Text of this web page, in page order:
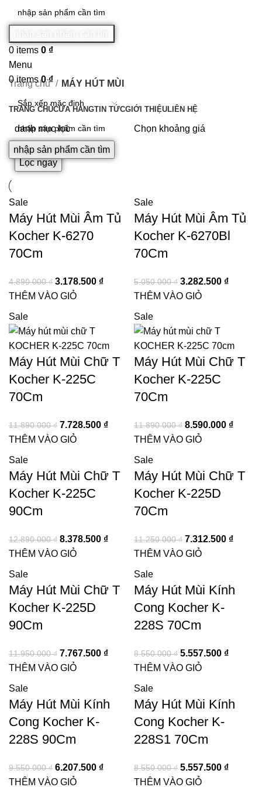
0 items 0 ₫
Menu
0items 0₫
TRANG CHỦCỬA HÀNGTIN TỨCGIỚI THIỆULIÊN HỆ
nhập sản phẩm cần tìm
Trang chủ MÁY HÚT MÙI
danh mục lọc Chọn khoảng giá
Lọc ngay
Sale
Máy Hút Mùi Âm Tủ
Kocher K-6270
70Cm
4.890.000₫ 3.178.500 ₫
THÊM VÀO GIỎ
Sale
Máy Hút Mùi Âm Tủ
Kocher K-6270Bl
70Cm
5.050.000₫ 3.282.500 ₫
THÊM VÀO GIỎ
Sale
Máy Hút Mùi Chữ T
Kocher K-225C
70Cm
11.890.000₫ 7.728.500 ₫
THÊM VÀO GIỎ
Sale
Máy Hút Mùi Chữ T
Kocher K-225C
70Cm
11.890.000₫ 8.590.000 ₫
THÊM VÀO GIỎ
Sale
Máy Hút Mùi Chữ T
Kocher K-225C
90Cm
12.890.000₫ 8.378.500 ₫
THÊM VÀO GIỎ
Sale
Máy Hút Mùi Chữ T
Kocher K-225D
70Cm
11.250.000₫ 7.312.500 ₫
THÊM VÀO GIỎ
Sale
Máy Hút Mùi Chữ T
Kocher K-225D
90Cm
11.950.000₫ 7.767.500 ₫
THÊM VÀO GIỎ
Sale
Máy Hút Mùi Kính
Cong Kocher K-
228S 70Cm
8.550.000₫ 5.557.500 ₫
THÊM VÀO GIỎ
Sale
Máy Hút Mùi Kính
Cong Kocher K-
228S 90Cm
9.550.000₫ 6.207.500 ₫
THÊM VÀO GIỎ
Sale
Máy Hút Mùi Kính
Cong Kocher K-
228S1 70Cm
8.550.000₫ 5.557.500 ₫
THÊM VÀO GIỎ